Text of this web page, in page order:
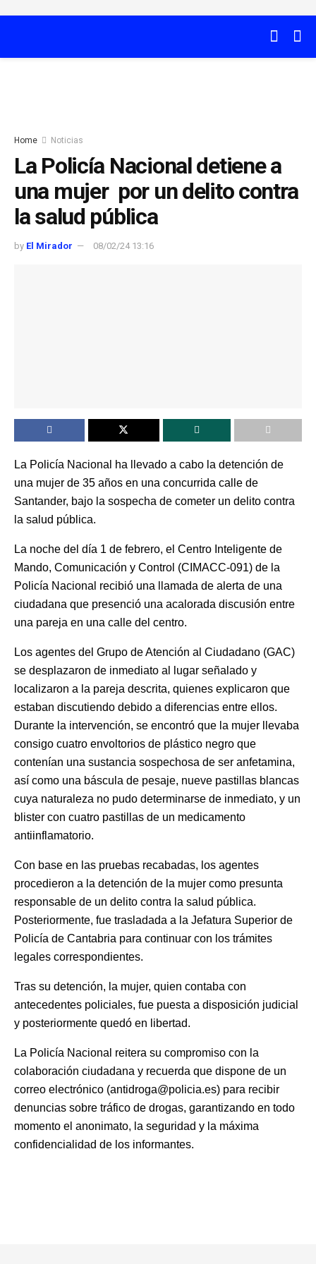
Home Noticias
La Policía Nacional detiene a
una mujer por un delito contra
la salud pública
by El Mirador 08/02/24 13:16
La Policía Nacional ha llevado a cabo la detención de
una mujer de 35 años en una concurrida calle de
Santander, bajo la sospecha de cometer un delito contra
la salud pública.
La noche del día 1 de febrero, el Centro Inteligente de
Mando, Comunicación y Control (CIMACC-091) de la
Policía Nacional recibió una llamada de alerta de una
ciudadana que presenció una acalorada discusión entre
una pareja en una calle del centro.
Los agentes del Grupo de Atención al Ciudadano (GAC)
se desplazaron de inmediato al lugar señalado y
localizaron a la pareja descrita, quienes explicaron que
estaban discutiendo debido a diferencias entre ellos.
Durante la intervención, se encontró que la mujer llevaba
consigo cuatro envoltorios de plástico negro que
contenían una sustancia sospechosa de ser anfetamina,
así como una báscula de pesaje, nueve pastillas blancas
cuya naturaleza no pudo determinarse de inmediato, y un
blister con cuatro pastillas de un medicamento
antiinflamatorio.
Con base en las pruebas recabadas, los agentes
procedieron a la detención de la mujer como presunta
responsable de un delito contra la salud pública.
Posteriormente, fue trasladada a la Jefatura Superior de
Policía de Cantabria para continuar con los trámites
legales correspondientes.
Tras su detención, la mujer, quien contaba con
antecedentes policiales, fue puesta a disposición judicial
y posteriormente quedó en libertad.
La Policía Nacional reitera su compromiso con la
colaboración ciudadana y recuerda que dispone de un
correo electrónico (antidroga@policia.es) para recibir
denuncias sobre tráfico de drogas, garantizando en todo
momento el anonimato, la seguridad y la máxima
confidencialidad de los informantes.